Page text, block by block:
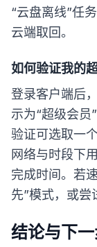
“云盘离线”任
云端取回。
如何验证我的
登录客户端后
示为“超级会员
验证可选取一
网络与时段下
完成时间。若
先”模式，或尝
结论与下